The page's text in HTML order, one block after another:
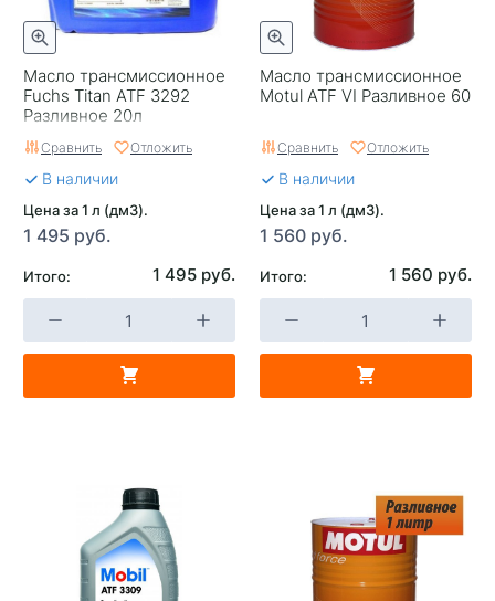
Масло трансмиссионное
Fuchs Titan ATF 3292
Разливное 20л
Сравнить Отложить
В наличии
Цена за 1 л (дм3).
1 495 руб.
Итого: 1 495 руб.
Масло трансмиссионное
Motul ATF VI Разливное 60
Сравнить Отложить
В наличии
Цена за 1 л (дм3).
1 560 руб.
Итого: 1 560 руб.